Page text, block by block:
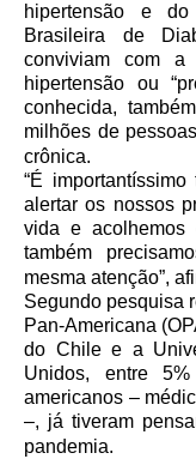
hipertensão e
Brasileira de
conviviam com
hipertensão ou
conhecida,
milhões de
crônica.
“É
alertar os nossos
vida e acolhemos
também
mesma atenção”,
Segundo pesquisa
Pan-Americana
do Chile e a
Unidos, entre
americanos –
–, já tiveram
pandemia.